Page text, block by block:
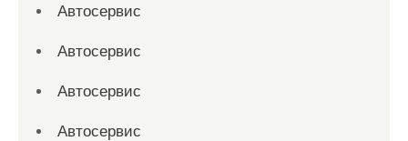
Автосервис
Автосервис
Автосервис
Автосервис